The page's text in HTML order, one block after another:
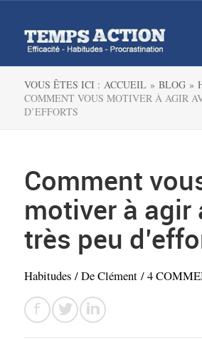
VOUS ÊTES ICI : ACCUEIL » BLOG »
COMMENT VOUS MOTIVER À AGIR
D’EFFORTS
Comment
motiver à agir
très peu
Habitudes / DeClément /4